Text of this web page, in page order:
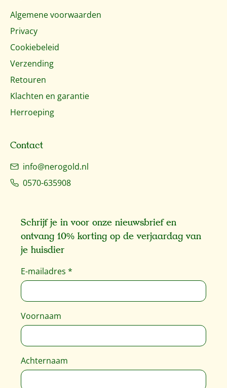
Algemene voorwaarden
Privacy
Cookiebeleid
Verzending
Retouren
Klachten en garantie
Herroeping
Contact
info@nerogold.nl
0570-635908
Schrijf je in voor onze nieuwsbrief en
ontvang 10% korting op de verjaardag van
je huisdier
E-mailadres *
Voornaam
Achternaam